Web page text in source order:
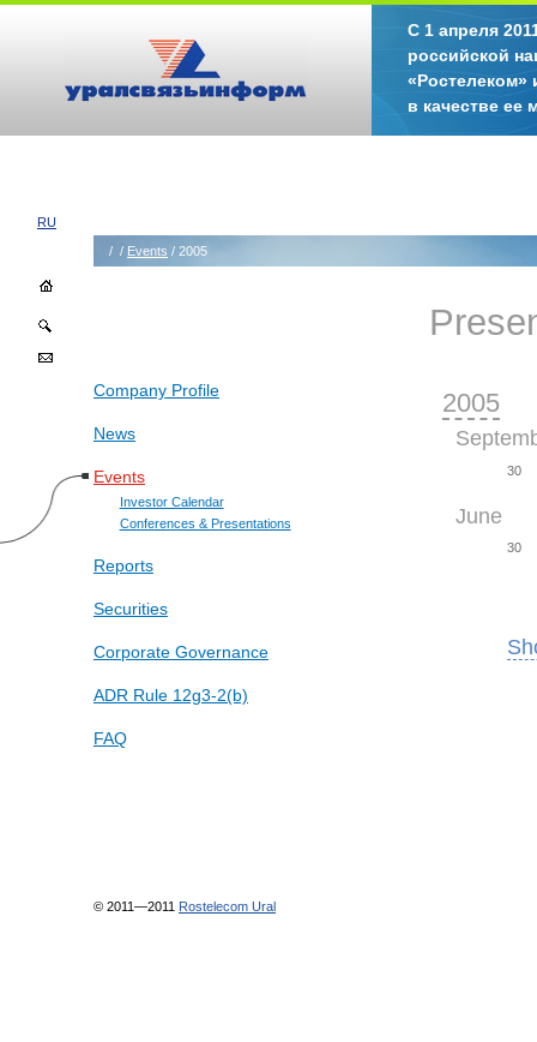
С 1 апреля
российской
«Ростелеком»
в качестве ее
RU
/ / Events / 2005
Company Profile
News
Events
Investor Calendar
Conferences & Presentations
Reports
Securities
Corporate Governance
ADR Rule 12g3-2(b)
FAQ
2005
30
June
30
© 2011—2011 Rostelecom Ural